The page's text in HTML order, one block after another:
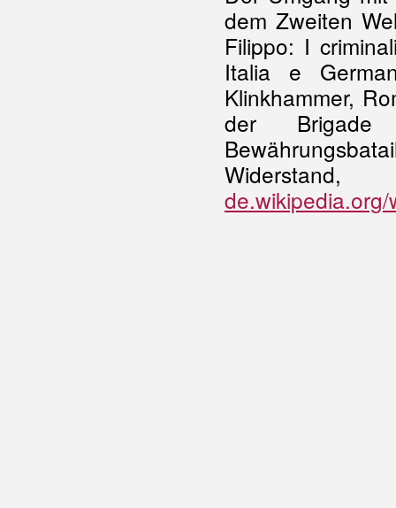
dem Zweiten
Filippo: I
Italia e
Klinkhammer,
der